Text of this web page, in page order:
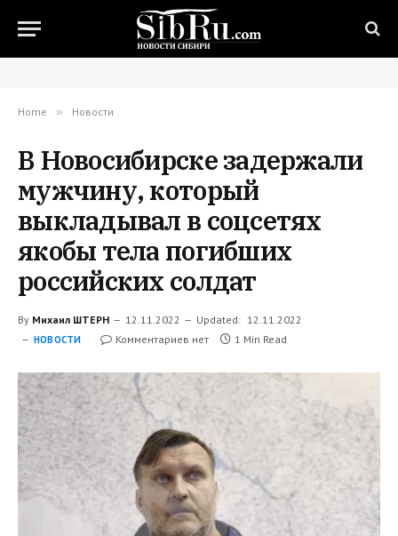
Home » Новости
В Новосибирске задержали
мужчину, который
выкладывал в соцсетях
якобы тела погибших
российских солдат
By Михаил ШТЕРН 12.11.2022 Updated: 12.11.2022
НОВОСТИ Комментариев нет 1 Min Read